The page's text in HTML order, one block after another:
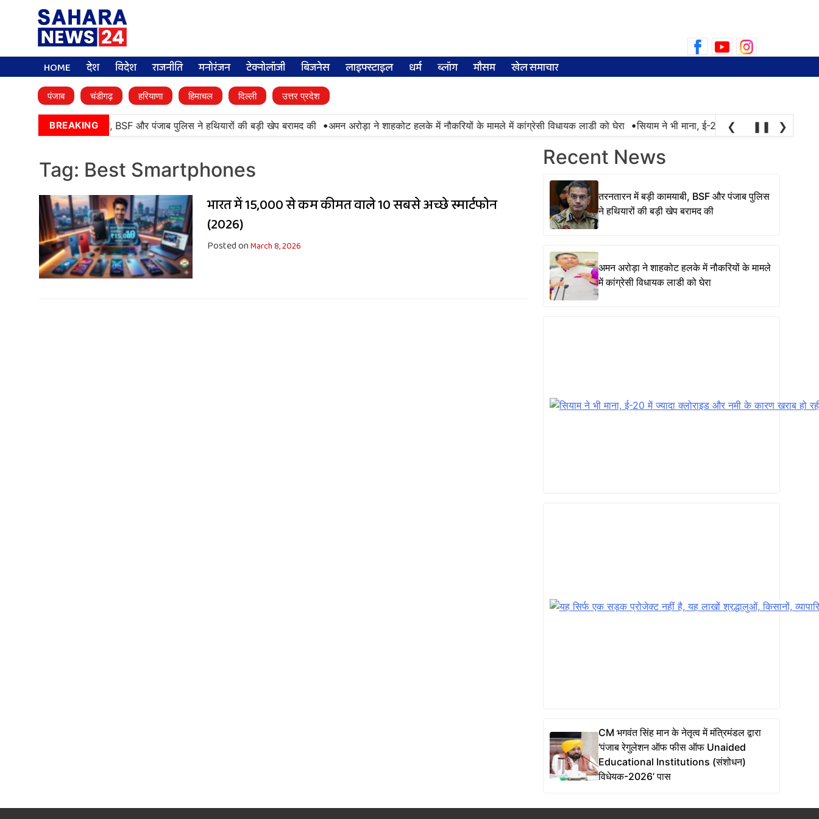
for:
HOME देश विदेश राजनीति मनोरंजन टेक्नोलॉजी बिजनेस लाइफ्स्टाइल धर्म ब्लॉग मौसम खेल समाचार
पंजाब चंडीगढ़ हरियाणा हिमाचल दिल्ली उत्तर प्रदेश
BREAKING
तरनतारन में बड़ी कामयाबी, BSF और पंजाब पुलिस ने हथियारों की बड़ी खेप बरामद की अमन अरोड़ा ने शाहकोट हलके में नौकरियों के मामले में कांग्रेसी विधायक लाडी को घेरा सियाम ने भी माना, ई-20 में ज्यादा क्लोराइड और
❮ ❚❚ ❯
Tag: Best Smartphones
भारत में ₹15,000 से कम कीमत वाले 10 सबसे अच्छे स्मार्टफोन
(2026)
Posted onMarch 8, 2026
Recent News
तरनतारन में बड़ी कामयाबी, BSF और पंजाब पुलिस
ने हथियारों की बड़ी खेप बरामद की
अमन अरोड़ा ने शाहकोट हलके में नौकरियों के मामले
में कांग्रेसी विधायक लाडी को घेरा
CM भगवंत सिंह मान के नेतृत्व में मंत्रिमंडल द्वारा
‘पंजाब रेगुलेशन ऑफ फीस ऑफ Unaided
Educational Institutions (संशोधन)
विधेयक-2026’ पास